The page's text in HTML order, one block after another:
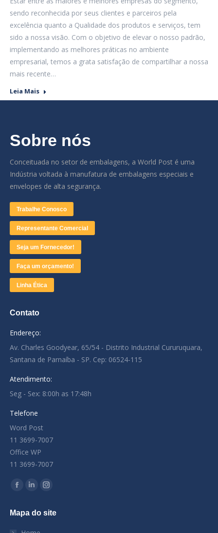
sendo reconhecida por seus clientes e parceiros pela
excelência quanto a Qualidade dos produtos e serviços, tem
sido a nossa visão. Com o objetivo de elevar o nosso padrão,
implementando as melhores práticas no ambiente
empresarial, temos a grata satisfação de compartilhar a nossa
mais recente…
Leia Mais
Sobre nós
Conceituada no setor de embalagens, a World Post é uma
Indústria voltada à manufatura de embalagens especiais e
envelopes de alta segurança.
Trabalhe Conosco
Representante Comercial
Seja um Fornecedor!
Faça um orçamento!
Linha Ética
Contato
Endereço:
Av. Charles Goodyear, 65/54 - Distrito Industrial Cururuquara,
Santana de Parnaíba - SP. Cep: 06524-115
Atendimento:
Seg - Sex: 8:00h as 17:48h
Telefone
Word Post
11 3699-7007
Office WP
11 3699-7007
Encontre-nos em:
Facebook
opens
Linkedin
opens
Instagram
opens
Mapa do site